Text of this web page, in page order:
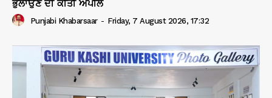
ਭੁਲਾਉਣ ਦੀ ਕੀਤੀ ਅਪੀਲ
Punjabi Khabarsaar - Friday, 7 August 2026, 17:32